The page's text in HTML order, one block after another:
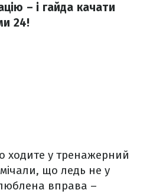
– і гайда качати
24!
ходите у тренажерний
що ледь не у
вправа –